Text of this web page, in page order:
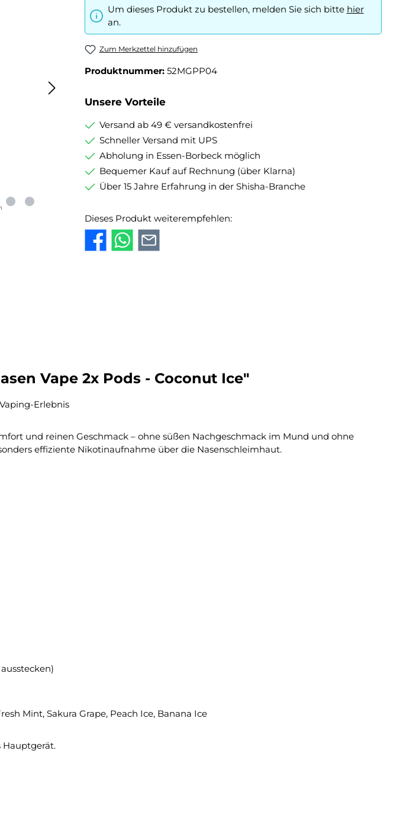
Um dieses Produkt zu bestellen, melden Sie sich bitte hier
an.
Zum Merkzettel hinzufügen
Produktnummer: 52MGPP04
Unsere Vorteile
Versand ab 49 € versandkostenfrei
Schneller Versand mit UPS
Abholung in Essen-Borbeck möglich
Bequemer Kauf auf Rechnung (über Klarna)
Über 15 Jahre Erfahrung in der Shisha-Branche
Dieses Produkt weiterempfehlen:
Vape 2x Pods - Coconut Ice"
Erlebnis
und reinen Geschmack – ohne süßen Nachgeschmack im Mund und ohne
effiziente Nikotinaufnahme über die Nasenschleimhaut.
Mint, Sakura Grape, Peach Ice, Banana Ice
Hauptgerät.